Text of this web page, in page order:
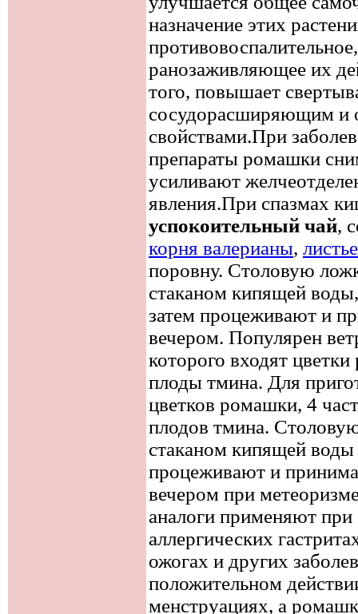
назначение этих
ранозаживляющее их
того, повышает
сосудорасширяющим и
свойствами.При
препараты ромашки
усиливают
явления.При спазмах
успокоительный чай,
корня валерианы,
поровну. Столовую
стаканом кипящей
затем процеживают и
вечером. Популярен
которого входят
плоды тмина. Для
цветков ромашки, 4
плодов тмина.
стаканом кипящей
процеживают и
вечером при
аналоги применяют при
аллергических
ожогах и других
положительном
менструациях, а